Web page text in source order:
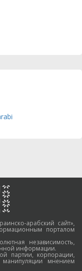
арабский сайт»,
порталом
независимость,
информации.
партии, корпорации,
мнением